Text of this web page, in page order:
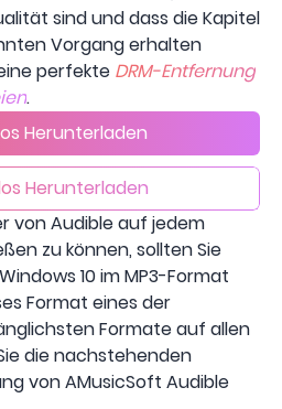
sind und dass die Kapitel
Vorgang erhalten
perfekte DRM-Entfernung
.
Herunterladen
Herunterladen
von Audible auf jedem
zu können, sollten Sie
10 im MP3-Format
Format eines der
Formate auf allen
die nachstehenden
von AMusicSoft Audible